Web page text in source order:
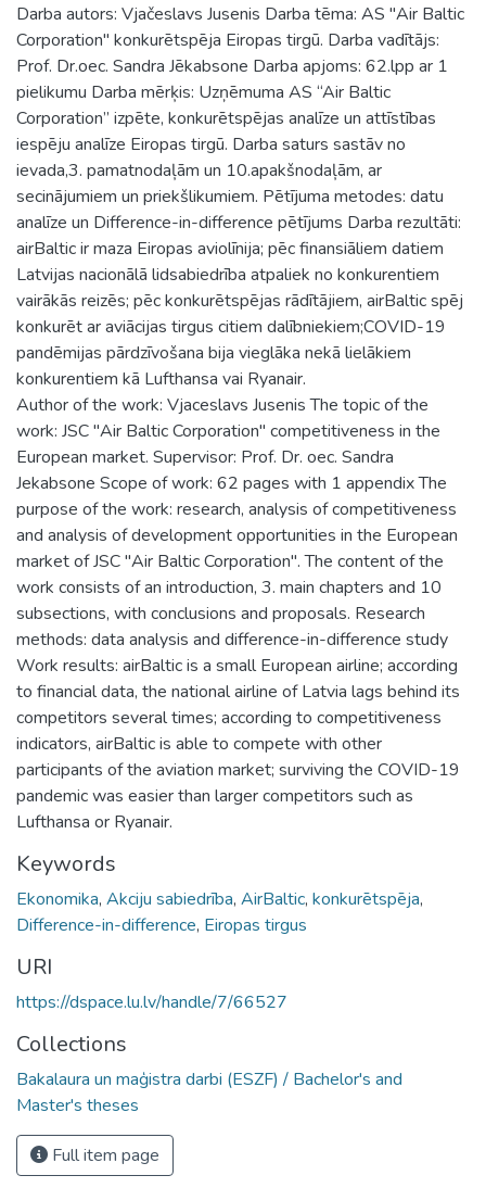
Darba autors: Vjačeslavs Jusenis Darba tēma: AS "Air Baltic
Corporation" konkurētspēja Eiropas tirgū. Darba vadītājs:
Prof. Dr.oec. Sandra Jēkabsone Darba apjoms: 62.lpp ar 1
pielikumu Darba mērķis: Uzņēmuma AS “Air Baltic
Corporation” izpēte, konkurētspējas analīze un attīstības
iespēju analīze Eiropas tirgū. Darba saturs sastāv no
ievada,3. pamatnodaļām un 10.apakšnodaļām, ar
secinājumiem un priekšlikumiem. Pētījuma metodes: datu
analīze un Difference-in-difference pētījums Darba rezultāti:
airBaltic ir maza Eiropas aviolīnija; pēc finansiāliem datiem
Latvijas nacionālā lidsabiedrība atpaliek no konkurentiem
vairākās reizēs; pēc konkurētspējas rādītājiem, airBaltic spēj
konkurēt ar aviācijas tirgus citiem dalībniekiem;COVID-19
pandēmijas pārdzīvošana bija vieglāka nekā lielākiem
konkurentiem kā Lufthansa vai Ryanair.
Author of the work: Vjaceslavs Jusenis The topic of the
work: JSC "Air Baltic Corporation" competitiveness in the
European market. Supervisor: Prof. Dr. oec. Sandra
Jekabsone Scope of work: 62 pages with 1 appendix The
purpose of the work: research, analysis of competitiveness
and analysis of development opportunities in the European
market of JSC "Air Baltic Corporation". The content of the
work consists of an introduction, 3. main chapters and 10
subsections, with conclusions and proposals. Research
methods: data analysis and difference-in-difference study
Work results: airBaltic is a small European airline; according
to financial data, the national airline of Latvia lags behind its
competitors several times; according to competitiveness
indicators, airBaltic is able to compete with other
participants of the aviation market; surviving the COVID-19
pandemic was easier than larger competitors such as
Lufthansa or Ryanair.
Keywords
Ekonomika, Akciju sabiedrība, AirBaltic, konkurētspēja,
Difference-in-difference, Eiropas tirgus
URI
https://dspace.lu.lv/handle/7/66527
Collections
Bakalaura un maģistra darbi (ESZF) / Bachelor's and
Master's theses
Full item page